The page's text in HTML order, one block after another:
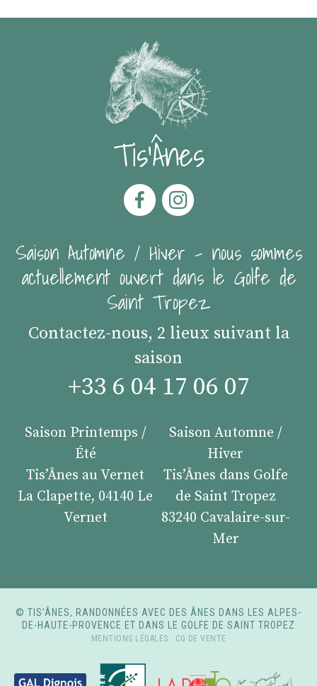
Tis'Ânes
Saison Automne / Hiver - nous sommes
actuellement ouvert dans le Golfe de
Saint Tropez
Contactez-nous, 2 lieux suivant la
saison
+33 6 04 17 06 07
Saison Printemps /
Été
Tis’Ânes au Vernet
La Clapette, 04140 Le
Vernet
Saison Automne /
Hiver
Tis’Ânes dans Golfe
de Saint Tropez
83240 Cavalaire-sur-
Mer
© TIS’ÂNES, RANDONNÉES AVEC DES ÂNES DANS LES ALPES-
DE-HAUTE-PROVENCE ET DANS LE GOLFE DE SAINT TROPEZ
MENTIONS LÉGALES - CG DE VENTE